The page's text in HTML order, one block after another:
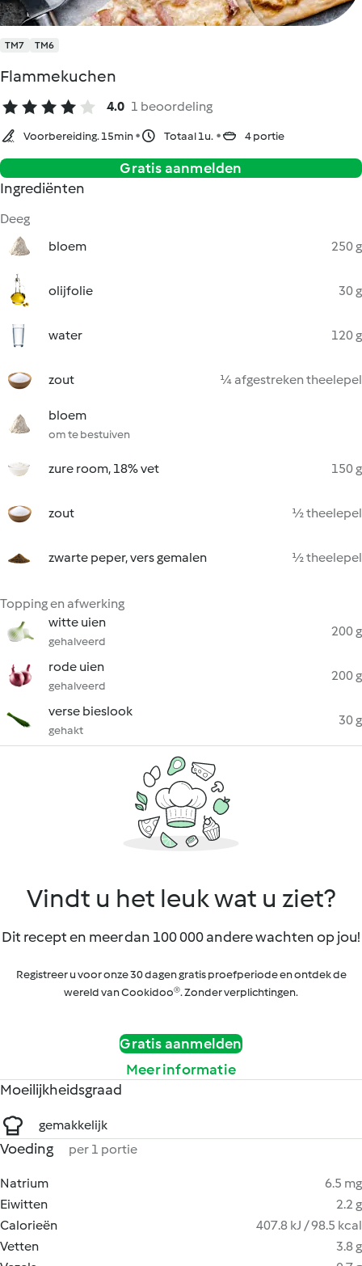
TM7 TM6
Flammekuchen
4.0 1 beoordeling
Voorbereiding. 15min Totaal 1u. 4 portie
Gratis aanmelden
Ingrediënten
Deeg
bloem
250 g
olijfolie 30 g
water 120 g
zout ¼ afgestreken theelepel
bloem
om te bestuiven
zure room, 18% vet 150 g
zout ½ theelepel
zwarte peper, vers gemalen ½ theelepel
Topping en afwerking
witte uien
gehalveerd
200 g
rode uien
gehalveerd
200 g
verse bieslook
gehakt
30 g
Vindt u het leuk wat u ziet?
Dit recept en meer dan 100 000 andere wachten op jou!
Registreer u voor onze 30 dagen gratis proefperiode en ontdek de
wereld van Cookidoo®. Zonder verplichtingen.
Gratis aanmelden
Meer informatie
Moeilijkheidsgraad
gemakkelijk
Voeding per 1 portie
Natrium
6.5 mg
Eiwitten
2.2 g
Calorieën
407.8 kJ / 98.5 kcal
Vetten
3.8 g